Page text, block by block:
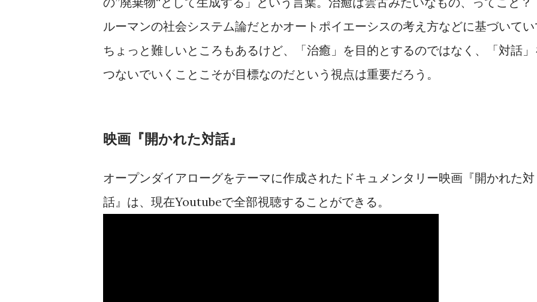
ルーマンの社会システム論だとかオートポイエーシスの考え方などに基づいて
ちょっと難しいところもあるけど、「治癒」を目的とするのではなく、「対話
つないでいくことこそが目標なのだという視点は重要だろう。
映画『開かれた対話』
オープンダイアローグをテーマに作成されたドキュメンタリー映画『開かれた対
話』は、現在Youtubeで全部視聴することができる。